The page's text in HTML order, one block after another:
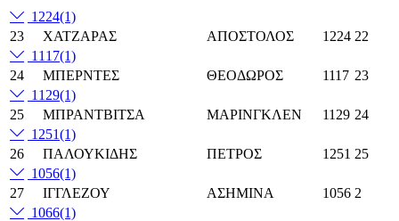
1224(1)
23
ΧΑΤΖΑΡΑΣ ΑΠΟΣΤΟΛΟΣ 1224 22
1117(1)
24
ΜΠΕΡΝΤΕΣ ΘΕΟΔΩΡΟΣ 1117 23
1129(1)
25
ΜΠΡΑΝΤΒΙΤΣΑ ΜΑΡΙΝΓΚΛΕΝ 1129 24
1251(1)
26
ΠΑΛΟΥΚΙΔΗΣ ΠΕΤΡΟΣ 1251 25
1056(1)
27
ΙΓΓΛΕΖΟΥ ΑΣΗΜΙΝΑ 1056 2
1066(1)